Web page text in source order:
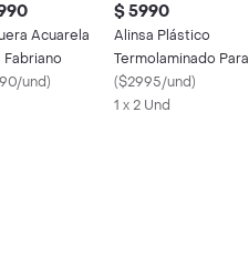
Acuarela
und)
$ 5990
Alinsa Plástico
Termolaminado Para
Oficio
($2995/und)
1 x 2 Und